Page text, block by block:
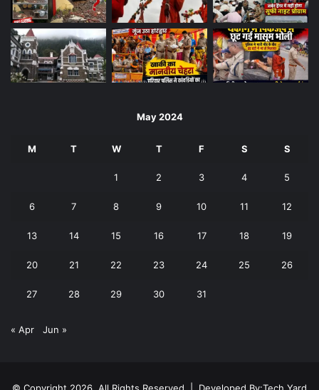
May 2024
M T W T F S S
1 2 3 4 5
6 7 8 9 10 11 12
13 14 15 16 17 18 19
20 21 22 23 24 25 26
27 28 29 30 31
« Apr Jun »